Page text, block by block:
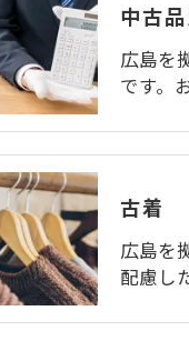
中古
広島を
です。
古着
広島を
配慮し